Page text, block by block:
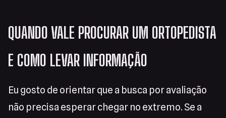
QUANDO VALE PROCURAR UM ORTOPEDISTA
E COMO LEVAR INFORMAÇÃO
Eu gosto de orientar que a busca por avaliação
não precisa esperar chegar no extremo. Se a